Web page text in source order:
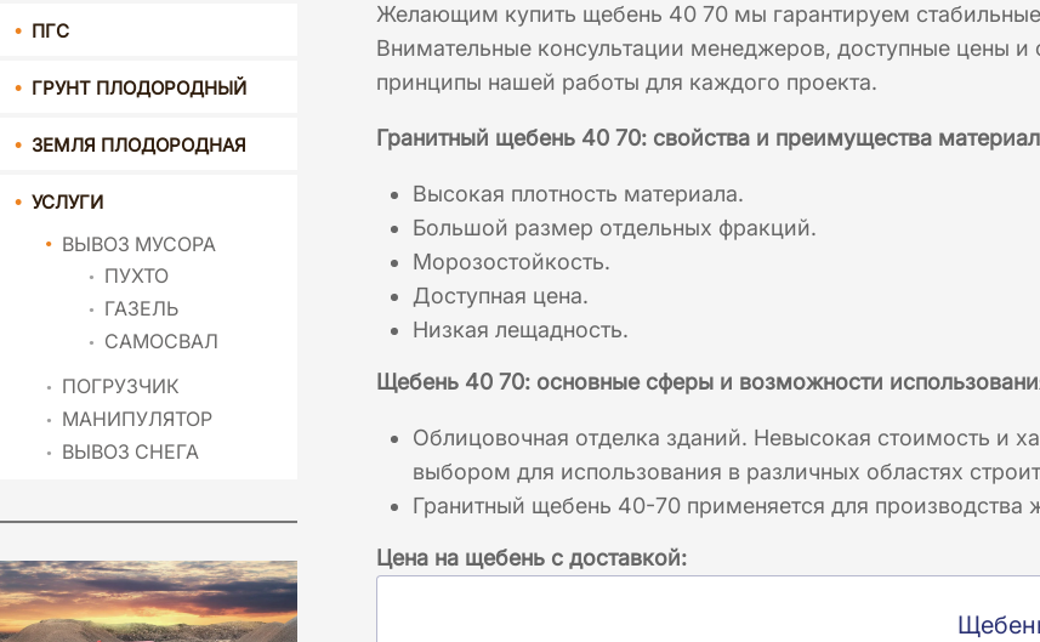
Желающим купить щебень 40 70 мы гарантируем
Внимательные консультации менеджеров, доступные цены
принципы нашей работы для каждого проекта.
Гранитный щебень 40 70: свойства и преимущества
Высокая плотность материала.
Большой размер отдельных фракций.
Морозостойкость.
Доступная цена.
Низкая лещадность.
Щебень 40 70: основные сферы и возможности
Облицовочная отделка зданий. Невысокая стоимость и
выбором для использования в различных областях
Гранитный щебень 40-70 применяется для производства
Цена на щебень с доставкой:
ПГС
ГРУНТ ПЛОДОРОДНЫЙ
ЗЕМЛЯ ПЛОДОРОДНАЯ
УСЛУГИ
ВЫВОЗ МУСОРА
ПУХТО
ГАЗЕЛЬ
САМОСВАЛ
ПОГРУЗЧИК
МАНИПУЛЯТОР
ВЫВОЗ СНЕГА